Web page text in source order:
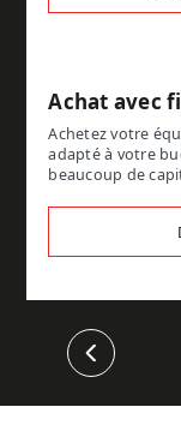
Achat avec
Achetez votre
adapté à votre
beaucoup de
Précédent